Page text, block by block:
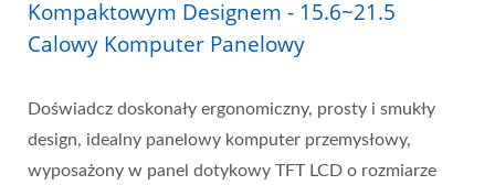
Kompaktowym Designem - 15.6~21.5
Calowy Komputer Panelowy
Doświadcz doskonały ergonomiczny, prosty i smukły
design, idealny panelowy komputer przemysłowy,
wyposażony w panel dotykowy TFT LCD o rozmiarze